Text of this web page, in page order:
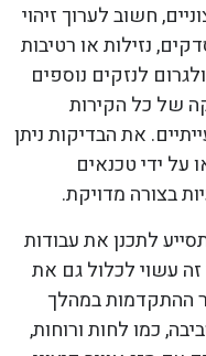
חשוב לערוך זיהוי
נזילות או רטיבות
לנזקים נוספים
של כל הקירות
את הבדיקות ניתן
על ידי טכנאים
בצורה מדויקת.
לתכנן את עבודות
עשוי לכלול גם את
ההתקדמות במהלך
כמו לחות ורוחות,